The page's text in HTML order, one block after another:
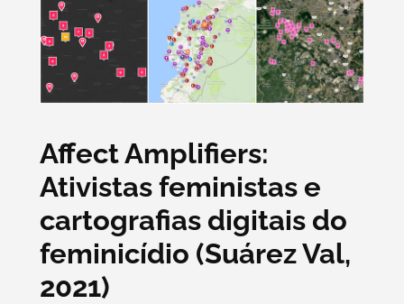
Affect Amplifiers:
Ativistas feministas e
cartografias digitais do
feminicídio (Suárez Val,
2021)